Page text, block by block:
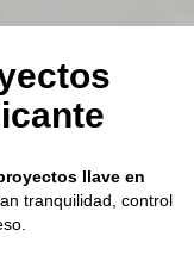
llave en
tranquilidad, control